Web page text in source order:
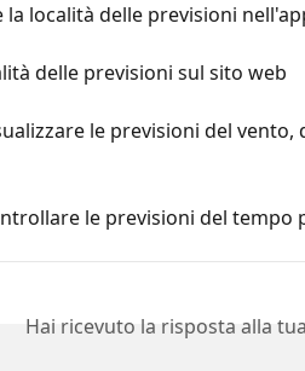
la località delle previsioni
delle previsioni sul sito web
le previsioni del
le previsioni del tempo
Hai ricevuto la risposta alla